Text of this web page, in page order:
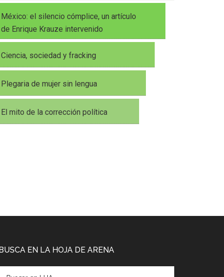
México: el silencio cómplice, un artículo
de Enrique Krauze intervenido
Ciencia, sociedad y fracking
Plegaria de mujer sin lengua
El mito de la corrección política
EN LA HOJA DE ARENA